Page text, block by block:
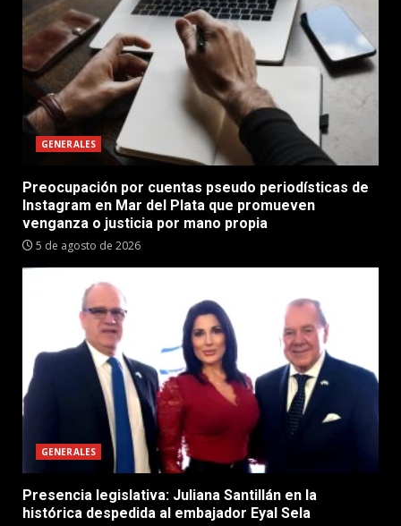
GENERALES
Preocupación por cuentas pseudo periodísticas de
Instagram en Mar del Plata que promueven
venganza o justicia por mano propia
5 de agosto de 2026
GENERALES
Presencia legislativa: Juliana Santillán en la
histórica despedida al embajador Eyal Sela